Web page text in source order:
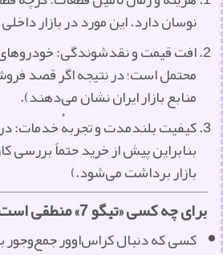
نوسان دارد. این مورد در بازار
افت قیمت و نقدشوندگی: خودروهای
محتمل است؛ در نتیجه اگر قصد
منابع بازار ایران نشان می‌دهند).
کیفیت بلندمدت و تجربهٔ خدمات:
بنابراین پیش از خرید حتماً بررسی
بازار برداشت می‌شود.)
برای چه کسی «تیگو 7» منطقی است؟
کسی که دنبال کراس‌اوور جمع‌وجور